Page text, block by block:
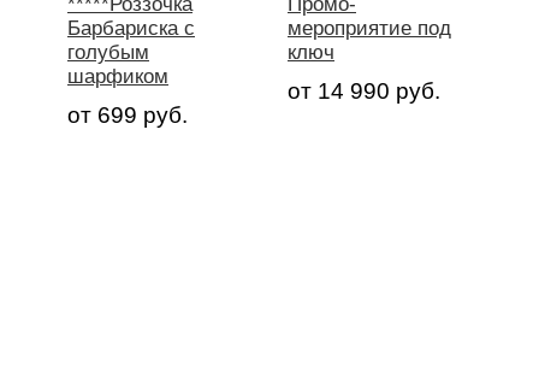
Барбариска с
голубым
шарфиком
от 699 руб.
мероприятие под
ключ
от 14 990 руб.